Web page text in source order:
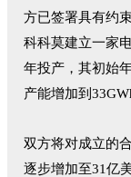
方已签署具有约
科科莫建立一家
年投产，其初始
产能增加到
双方将对成立的
逐步增加至31亿美